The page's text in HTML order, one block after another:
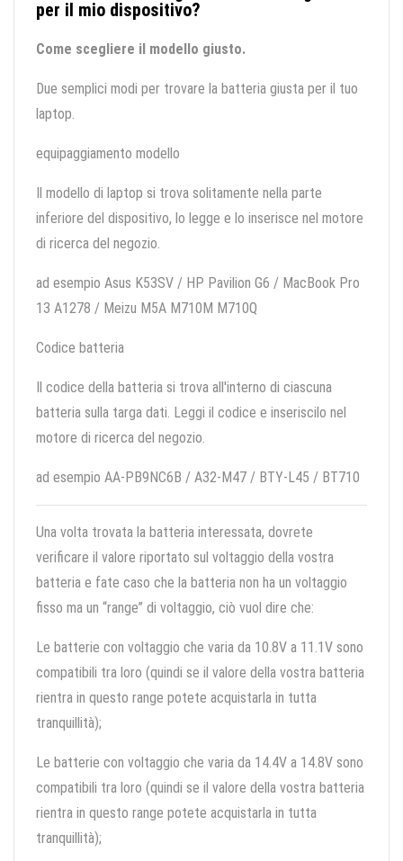
per il mio dispositivo?
Come scegliere il modello giusto.
Due semplici modi per trovare la batteria giusta per il tuo
laptop.
equipaggiamento modello
Il modello di laptop si trova solitamente nella parte
inferiore del dispositivo, lo legge e lo inserisce nel motore
di ricerca del negozio.
ad esempio Asus K53SV / HP Pavilion G6 / MacBook Pro
13 A1278 / Meizu M5A M710M M710Q
Codice batteria
Il codice della batteria si trova all'interno di ciascuna
batteria sulla targa dati. Leggi il codice e inseriscilo nel
motore di ricerca del negozio.
ad esempio AA-PB9NC6B / A32-M47 / BTY-L45 / BT710
Una volta trovata la batteria interessata, dovrete
verificare il valore riportato sul voltaggio della vostra
batteria e fate caso che la batteria non ha un voltaggio
fisso ma un “range” di voltaggio, ciò vuol dire che:
Le batterie con voltaggio che varia da 10.8V a 11.1V sono
compatibili tra loro (quindi se il valore della vostra batteria
rientra in questo range potete acquistarla in tutta
tranquillità);
Le batterie con voltaggio che varia da 14.4V a 14.8V sono
compatibili tra loro (quindi se il valore della vostra batteria
rientra in questo range potete acquistarla in tutta
tranquillità);